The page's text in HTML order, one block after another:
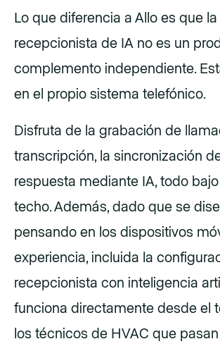
Lo que diferencia a Allo es que la
recepcionista de IA no es un
complemento independiente.
en el propio sistema telefónico.
Disfruta de la grabación de
transcripción, la sincronización
respuesta mediante IA, todo
techo. Además, dado que se
pensando en los dispositivos
experiencia, incluida la
recepcionista con inteligencia
funciona directamente desde el
los técnicos de HVAC que